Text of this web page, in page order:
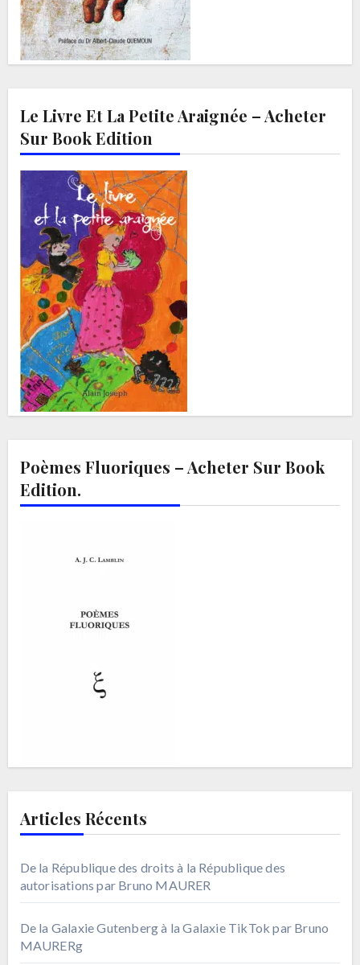
Le Livre Et La Petite Araignée – Acheter
Sur Book Edition
Poèmes Fluoriques – Acheter Sur Book
Edition.
Articles Récents
De la République des droits à la République des
autorisations par Bruno MAURER
De la Galaxie Gutenberg à la Galaxie TikTok par Bruno
MAURERg